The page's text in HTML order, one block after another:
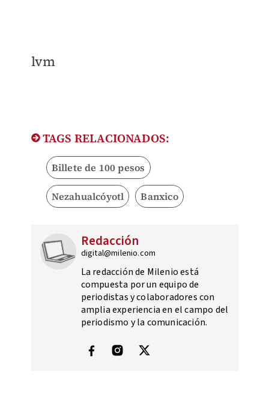
lvm
TAGS RELACIONADOS:
Billete de 100 pesos
Nezahualcóyotl Banxico
Redacción
digital@milenio.com
La redacción de Milenio está
compuesta por un equipo de
periodistas y colaboradores con
amplia experiencia en el campo del
periodismo y la comunicación.